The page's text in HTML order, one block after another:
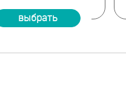
выбрать